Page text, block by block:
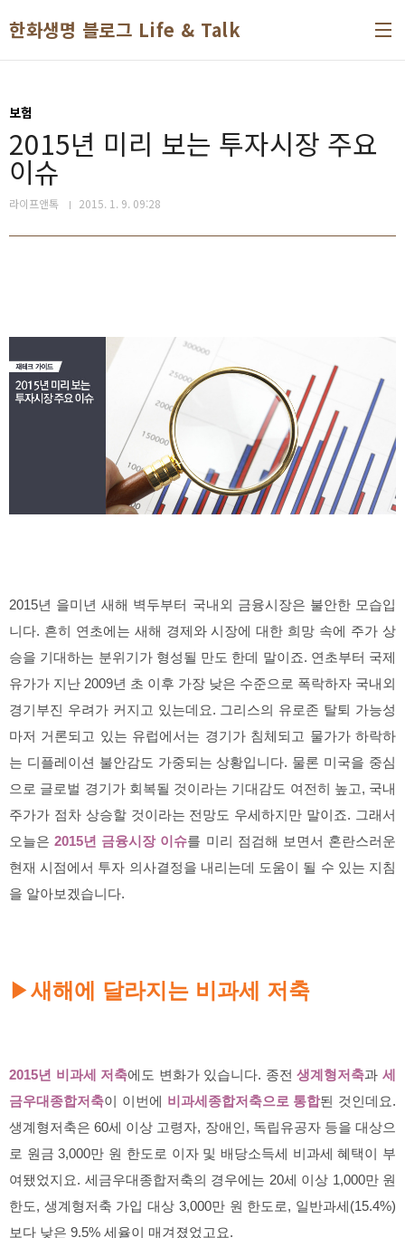
한화생명 블로그 Life & Talk
보험
2015년 미리 보는 투자시장 주요
이슈
라이프앤톡 2015. 1. 9. 09:28
2015년 을미년 새해 벽두부터 국내외 금융시장은 불안한 모습입
니다. 흔히 연초에는 새해 경제와 시장에 대한 희망 속에 주가 상
승을 기대하는 분위기가 형성될 만도 한데 말이죠. 연초부터 국제
유가가 지난 2009년 초 이후 가장 낮은 수준으로 폭락하자 국내외
경기부진 우려가 커지고 있는데요. 그리스의 유로존 탈퇴 가능성
마저 거론되고 있는 유럽에서는 경기가 침체되고 물가가 하락하
는 디플레이션 불안감도 가중되는 상황입니다. 물론 미국을 중심
으로 글로벌 경기가 회복될 것이라는 기대감도 여전히 높고, 국내
주가가 점차 상승할 것이라는 전망도 우세하지만 말이죠. 그래서
오늘은 2015년 금융시장 이슈를 미리 점검해 보면서 혼란스러운
현재 시점에서 투자 의사결정을 내리는데 도움이 될 수 있는 지침
을 알아보겠습니다.
▶새해에 달라지는 비과세 저축
2015년 비과세 저축에도 변화가 있습니다. 종전생계형저축과세
금우대종합저축이 이번에 비과세종합저축으로 통합된 것인데요.
생계형저축은 60세 이상 고령자, 장애인, 독립유공자 등을 대상으
로 원금 3,000만 원 한도로 이자 및 배당소득세 비과세 혜택이 부
여됐었지요. 세금우대종합저축의 경우에는 20세 이상 1,000만 원
한도, 생계형저축 가입 대상 3,000만 원 한도로, 일반과세(15.4%)
보다 낮은 9.5% 세율이 매겨졌었고요.